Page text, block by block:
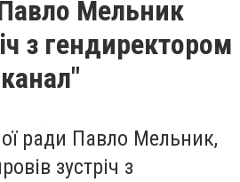
Мельник
з гендиректором
ради Павло Мельник,
зустріч з